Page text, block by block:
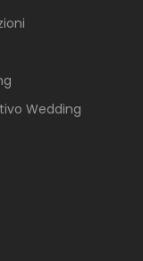
Wedding